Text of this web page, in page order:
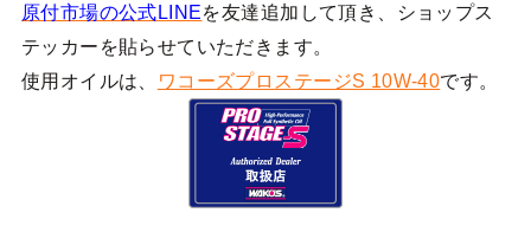
原付市場の公式LINEを友達追加して頂き、ショップス
テッカーを貼らせていただきます。
使用オイルは、
ワコーズプロステージS 10W-40です。